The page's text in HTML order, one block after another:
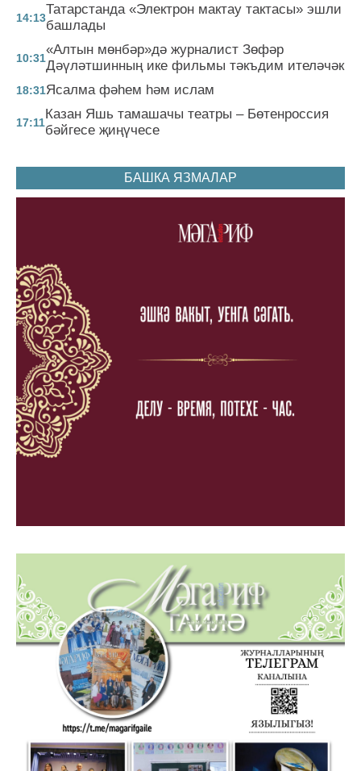
14:13
Татарстанда «Электрон мактау тактасы» эшли
башлады
10:31
«Алтын мөнбәр»дә журналист Зөфәр
Дәүләтшинның ике фильмы тәкъдим ителәчәк
18:31Ясалма фәһем һәм ислам
17:11
Казан Яшь тамашачы театры – Бөтенроссия
бәйгесе җиңүчесе
БАШКА ЯЗМАЛАР